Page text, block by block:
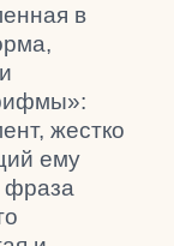
в
жестко
ему
фраза